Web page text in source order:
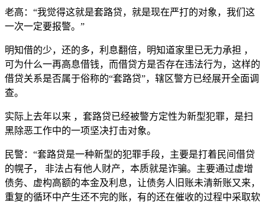
老高：“我觉得这就是套路贷，就是现在严打的对象，我们这
一次一定要报警。”
明知借的少，还的多，利息翻倍，明知道家里已无力承担 ，
可为什么一再高息借钱，而借贷方是否存在违法行为，这样的
借贷关系是否属于俗称的“套路贷”，辖区警方已经展开全面调
查。
实际上去年以来 ，套路贷已经被警方定性为新型犯罪，是扫
黑除恶工作中的一项坚决打击对象。
民警：“套路贷是一种新型的犯罪手段，主要是打着民间借贷
的幌子， 非法占有他人财产，本质就是诈骗。主要通过虚增
债务、虚构高额的本金及利息，让债务人旧账未清新账又来，
重复的循环中产生还不完的账，有的还在催收的过程中采取软